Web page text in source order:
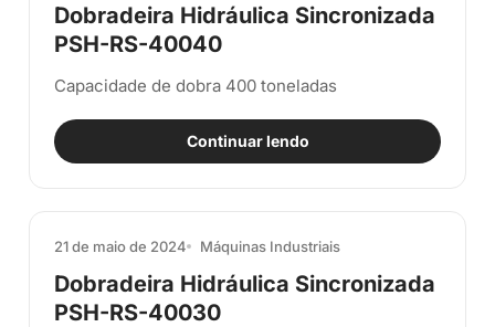
Dobradeira Hidráulica Sincronizada
PSH-RS-40040
Capacidade de dobra 400 toneladas
Continuar lendo
21 de maio de 2024 Máquinas Industriais
Dobradeira Hidráulica Sincronizada
PSH-RS-40030